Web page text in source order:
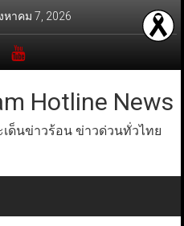
หาคม 7, 2026
Hotline News
เด็นข่าวร้อน ข่าวด่วนทั่วไทย